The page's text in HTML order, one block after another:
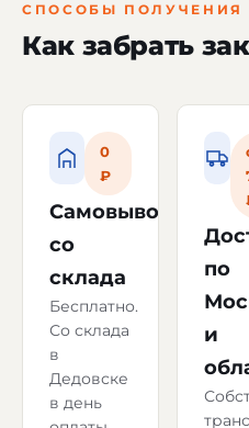
СПОСОБЫ ПОЛУЧЕНИЯ
Как забрать
0
₽
Самовывоз
со
склада
Бесплатно.
Со склада
в
Дедовске
в день
по
и